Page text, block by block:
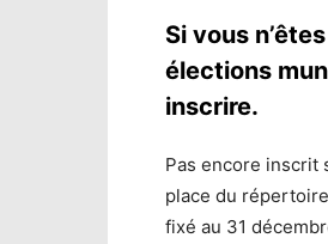
Si vous
élections
inscrire.
Pas encore inscrit
place du
fixé au 31